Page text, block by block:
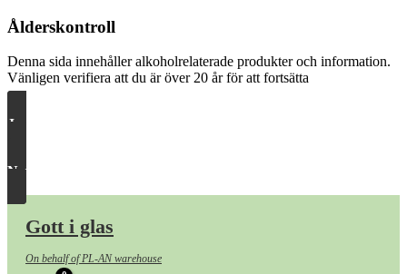
Ålderskontroll
Denna sida innehåller alkoholrelaterade produkter och information.
Vänligen verifiera att du är över 20 år för att fortsätta
Ja, släpp in mig
Nej, ta mig härifrån
Hoppa
innehåll
Gott i glas
On behalf of PL-AN warehouse